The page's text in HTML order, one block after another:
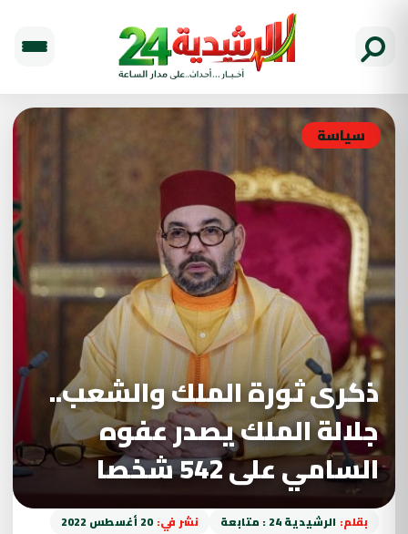
سياسة
ذكرى ثورة الملك والشعب..
جلالة الملك يصدر عفوه
السامي على 542 شخصا
بقلم: الرشيدية 24 : متابعة نشر في: 20 أغسطس 2022